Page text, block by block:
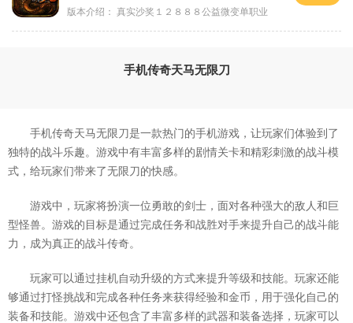
版本介绍： 真实沙奖１２８８８公益微变单职业
手机传奇天马无限刀
手机传奇天马无限刀是一款热门的手机游戏，让玩家们体验到了
独特的战斗乐趣。游戏中有丰富多样的剧情关卡和精彩刺激的战斗模
式，给玩家们带来了无限刀的快感。
游戏中，玩家将扮演一位勇敢的剑士，面对各种强大的敌人和巨
型怪兽。游戏的目标是通过完成任务和战胜对手来提升自己的战斗能
力，成为真正的战斗传奇。
玩家可以通过挂机自动升级的方式来提升等级和技能。玩家还能
够通过打怪挑战和完成各种任务来获得经验和金币，用于强化自己的
装备和技能。游戏中还包含了丰富多样的武器和装备选择，玩家可以